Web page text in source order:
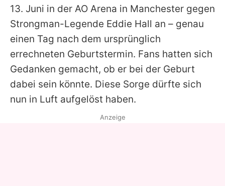
13. Juni in der AO Arena in Manchester gegen
Strongman-Legende Eddie Hall an – genau
einen Tag nach dem ursprünglich
errechneten Geburtstermin. Fans hatten sich
Gedanken gemacht, ob er bei der Geburt
dabei sein könnte. Diese Sorge dürfte sich
nun in Luft aufgelöst haben.
Anzeige